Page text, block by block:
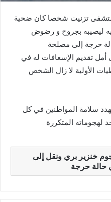
تزنيت شخصا كان ضحية
ليصيبه بجروح و رضوض
حرجة إلى مصلحة
تقديم الإسعافات له في
الأولية لا زال الشخص
سلامة المواطنين في كل
المتكررة
خنزير بري ونقل إلى
حرجة